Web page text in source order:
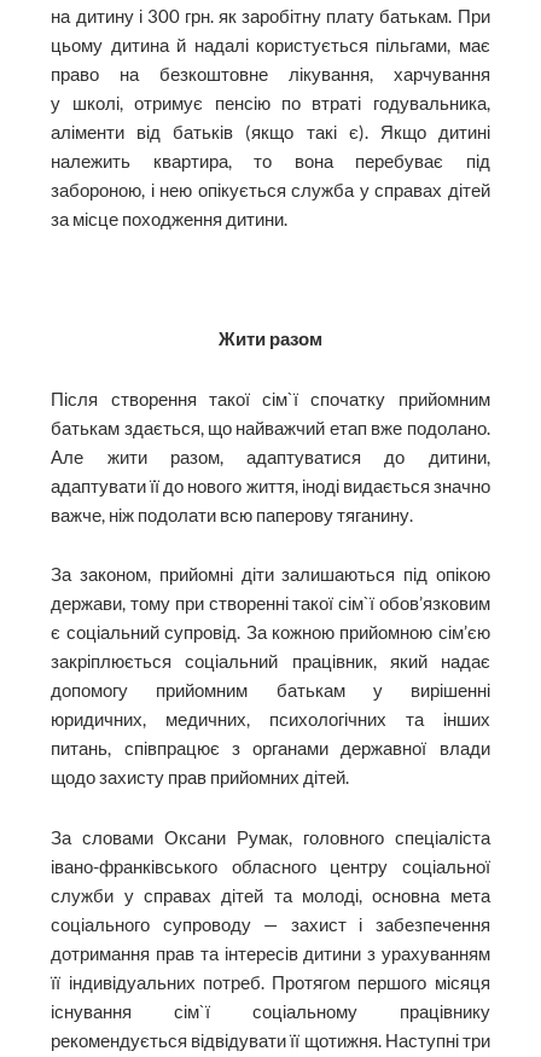
на дитину і 300 грн. як заробітну плату батькам. При
цьому дитина й надалі користується пільгами, має
право на безкоштовне лікування, харчування
у школі, отримує пенсію по втраті годувальника,
аліменти від батьків (якщо такі є). Якщо дитині
належить квартира, то вона перебуває під
забороною, і нею опікується служба у справах дітей
за місце походження дитини.
Жити разом
Після створення такої сім`ї спочатку прийомним
батькам здається, що найважчий етап вже подолано.
Але жити разом, адаптуватися до дитини,
адаптувати її до нового життя, іноді видається значно
важче, ніж подолати всю паперову тяганину.
За законом, прийомні діти залишаються під опікою
держави, тому при створенні такої сім`ї обов’язковим
є соціальний супровід. За кожною прийомною сім’єю
закріплюється соціальний працівник, який надає
допомогу прийомним батькам у вирішенні
юридичних, медичних, психологічних та інших
питань, співпрацює з органами державної влади
щодо захисту прав прийомних дітей.
За словами Оксани Румак, головного спеціаліста
івано-франківського обласного центру соціальної
служби у справах дітей та молоді, основна мета
соціального супроводу — захист і забезпечення
дотримання прав та інтересів дитини з урахуванням
її індивідуальних потреб. Протягом першого місяця
існування сім`ї соціальному працівнику
рекомендується відвідувати її щотижня. Наступні три